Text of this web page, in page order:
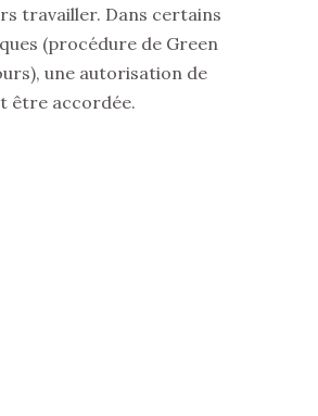
travailler. Dans certains
(procédure de Green
une autorisation de
être accordée.